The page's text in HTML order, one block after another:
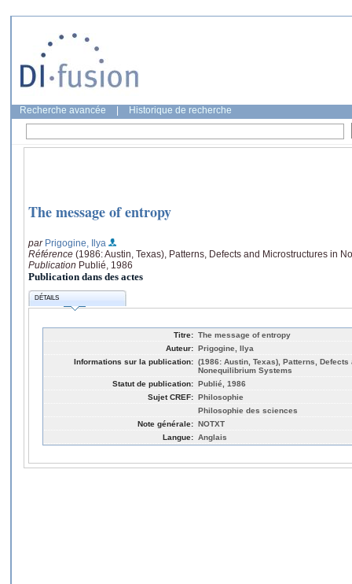
Recherche avancée Historique de recherche
The message of entropy
par Prigogine, Ilya
Référence (1986: Austin, Texas), Patterns, Defects and Microstructures in
Publication Publié, 1986
Publication dans des actes
DÉTAILS
Titre: The message of entropy
Auteur: Prigogine, Ilya
Informations sur la publication: (1986: Austin, Texas), Patterns,
Nonequilibrium Systems
Statut de publication: Publié, 1986
Sujet CREF: Philosophie
Philosophie des sciences
Note générale: NOTXT
Langue: Anglais